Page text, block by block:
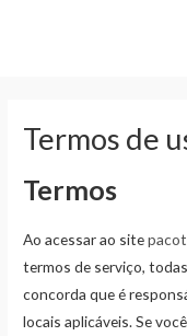
Termos de
Termos
Ao acessar ao site
termos de serviço,
concorda que é
locais aplicáveis. Se